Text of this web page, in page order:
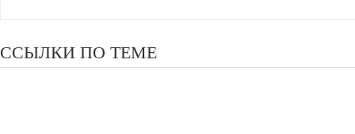
ССЫЛКИ ПО ТЕМЕ